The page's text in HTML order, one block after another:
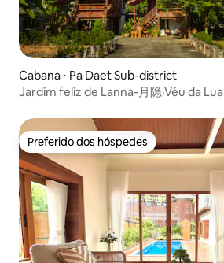
Cabana ⋅ Pa Daet Sub-district
Jardim feliz de Lanna-月隐·Véu da Lua
Preferido dos hóspedes
Preferido dos hóspedes